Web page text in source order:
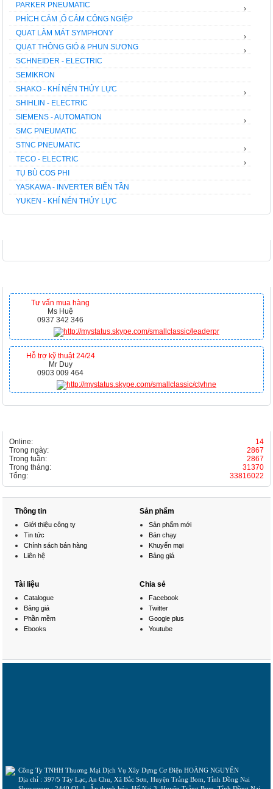
PARKER PNEUMATIC
PHÍCH CẮM ,Ổ CẮM CÔNG NGIỆP
›
QUAT LÀM MÁT SYMPHONY
QUẠT THÔNG GIÓ & PHUN SƯƠNG
›
SCHNEIDER - ELECTRIC
›
SEMIKRON
SHAKO - KHÍ NÉN THỦY LỰC
SHIHLIN - ELECTRIC
›
SIEMENS - AUTOMATION
SMC PNEUMATIC
›
STNC PNEUMATIC
TECO - ELECTRIC
›
TỤ BÙ COS PHI
›
YASKAWA - INVERTER BIẾN TẦN
YUKEN - KHÍ NÉN THỦY LỰC
Tư vấn mua hàng
Ms Huệ
0937 342 346
Hỗ trợ kỹ thuật 24/24
Mr Duy
0903 009 464
Online:
14
Trong ngày:
2867
Trong tuần:
2867
Trong tháng:
31370
Tổng:
33816022
Thông tin
Giới thiệu công ty
Tin tức
Chính sách bán hàng
Liên hệ
Sản phẩm
Sản phẩm mới
Bán chạy
Khuyến mại
Bảng giá
Tài liệu
Catalogue
Bảng giá
Phần mềm
Ebooks
Chia sẻ
Facebook
Twitter
Google plus
Youtube
Công Ty TNHH Thuơng Mại Dịch Vụ Xây Dựng Cơ Điện HOÀNG NGUYÊN
Địa chỉ : 397/5 Tây Lạc, An Chu, Xã Bắc Sơn, Huyện Trảng Bom, Tỉnh Đồng Nai